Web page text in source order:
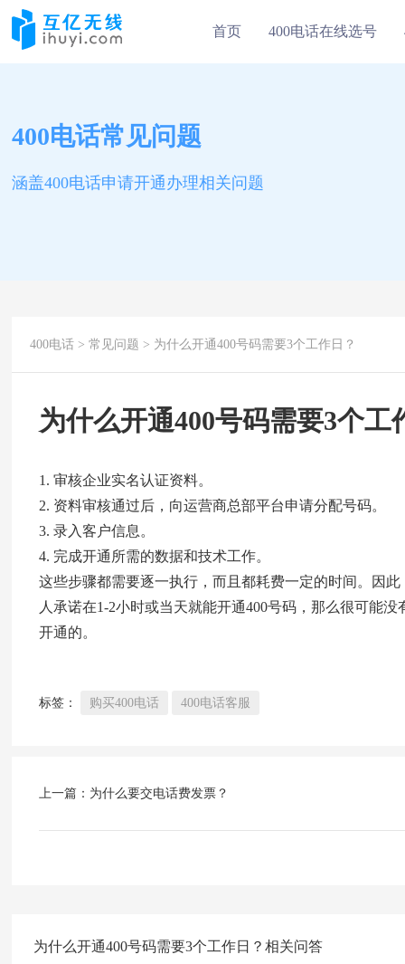
首页 400电话在线选号
400电话常见问题
涵盖400电话申请开通办理相关问题
400电话 > 常见问题 > 为什么开通400号码需要3个工作日？
为什么开通400号码需要3个工
审核企业实名认证资料。
资料审核通过后，向运营商总部平台申请分配号码。
录入客户信息。
完成开通所需的数据和技术工作。
这些步骤都需要逐一执行，而且都耗费一定的时间。因
人承诺在1-2小时或当天就能开通400号码，那么很可能
开通的。
标签： 购买400电话 400电话客服
上一篇： 为什么要交电话费发票？
为什么开通400号码需要3个工作日？相关问答